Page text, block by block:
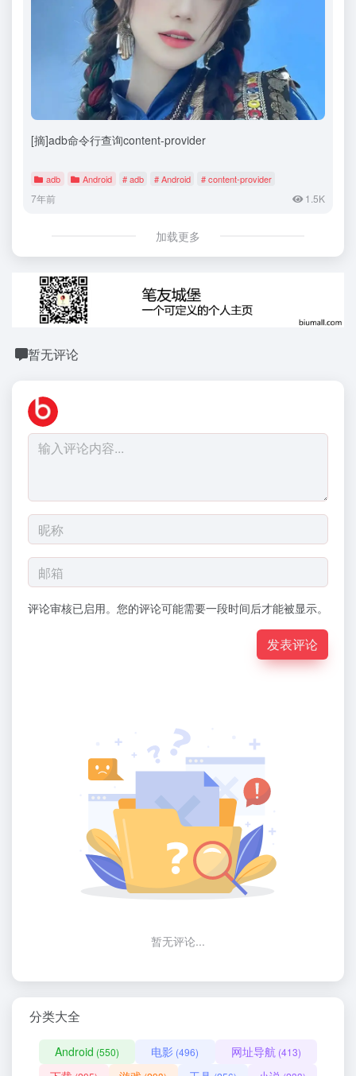
[摘]adb命令行查询content-provider
adb Android # adb # Android # content-provider
7年前 1.5K
加载更多
暂无评论
评论审核已启用。您的评论可能需要一段时间后才能被显示。
发表评论
暂无评论...
分类大全
Android (550) 电影 (496) 网址导航 (413)